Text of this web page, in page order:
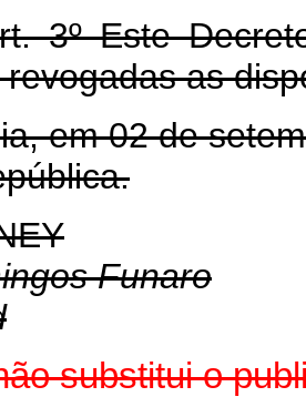
3º Este
as
02 de
Funaro
substitui o